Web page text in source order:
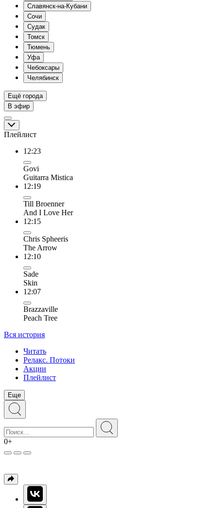
Славянск-на-Кубани
Сочи
Судак
Томск
Тюмень
Уфа
Чебоксары
Челябинск
Ещё города
В эфир
Плейлист
12:23
Govi
Guitarra Mistica
12:19
Till Broenner
And I Love Her
12:15
Chris Spheeris
The Arrow
12:10
Sade
Skin
12:07
Brazzaville
Peach Tree
Вся история
Читать
Релакс. Потоки
Акции
Плейлист
Еще
0+